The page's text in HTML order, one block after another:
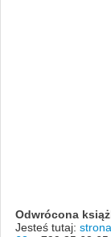
Odwrócona
Jesteś tutaj: